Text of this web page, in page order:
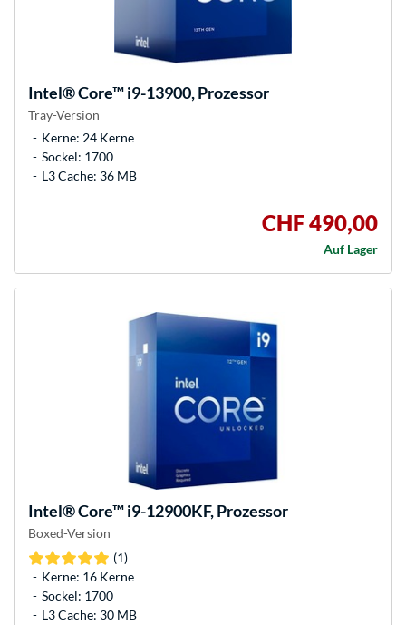
Intel®Core™ i9-13900, Prozessor
Tray-Version
Kerne: 24 Kerne
Sockel: 1700
L3 Cache: 36 MB
CHF 490,00
Auf Lager
Intel®Core™ i9-12900KF, Prozessor
Boxed-Version
(1)
Kerne: 16 Kerne
Sockel: 1700
L3 Cache: 30 MB